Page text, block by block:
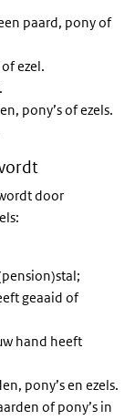
paard, pony of
ezel.
pony’s of ezels.
door
geaaid of
hand heeft
pony’s en ezels.
of pony’s in